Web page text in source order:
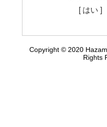
[ はい ]
Copyright © 2020
Rights